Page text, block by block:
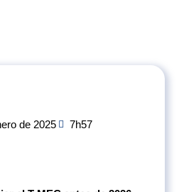
de 2025 7h57